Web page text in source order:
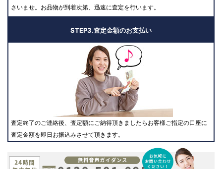
さいませ。お品物が到着次第、迅速に査定を行います。
STEP3.査定金額のお支払い
査定終了のご連絡後、査定額にご納得頂きましたらお客様ご指定の口座に
査定金額を即日お振込みさせて頂きます。